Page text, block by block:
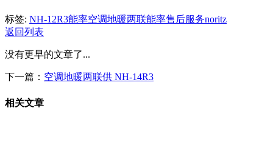
标签: NH-12R3能率空调地暖两联能率售后服务noritz
返回列表
没有更早的文章了...
下一篇： 空调地暖两联供 NH-14R3
相关文章